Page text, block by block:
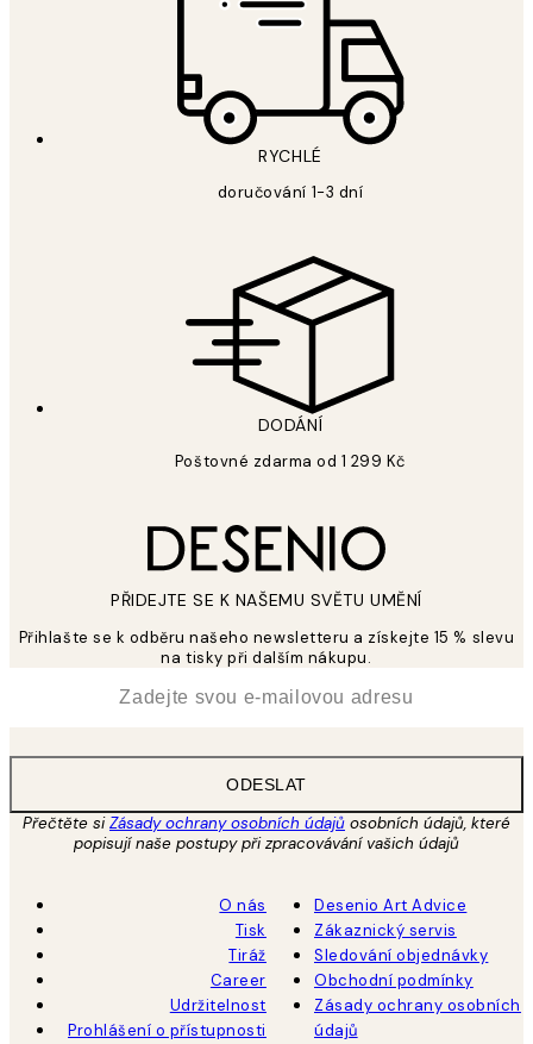
RYCHLÉ
doručování 1-3 dní
DODÁNÍ
Poštovné zdarma od 1 299 Kč
PŘIDEJTE SE K NAŠEMU SVĚTU UMĚNÍ
Přihlašte se k odběru našeho newsletteru a získejte 15 % slevu
na tisky při dalším nákupu.
ODESLAT
Přečtěte siZásady ochrany osobních údajů osobních údajů, které
popisují naše postupy při zpracovávání vašich údajů
O nás
Tisk
Tiráž
Career
Udržitelnost
Prohlášení o přístupnosti
Desenio Art Advice
Zákaznický servis
Sledování objednávky
Obchodní podmínky
Zásady ochrany osobních
údajů